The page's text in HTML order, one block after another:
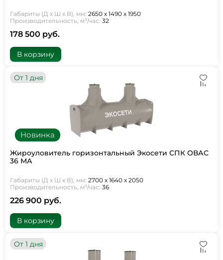
Габариты (Д х Ш х В), мм: 2650 х 1490 х 1950
Производительность, м³/час: 32
178 500 руб.
В корзину
Новинка
От 1 дня
Жироуловитель горизонтальный Экосети СПК ОВАС
36 МА
Габариты (Д х Ш х В), мм: 2700 х 1640 х 2050
Производительность, м³/час: 36
226 900 руб.
В корзину
От 1 дня